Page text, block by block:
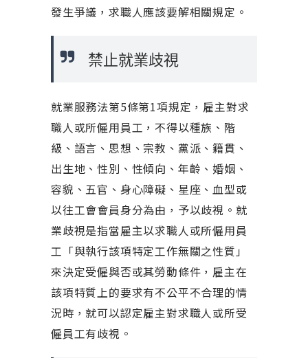
發生爭議，求職人應該要解相關規定。
禁止就業歧視
就業服務法第5條第1項規定，雇主對求
職人或所僱用員工，不得以種族、階
級、語言、思想、宗教、黨派、籍貫、
出生地、性別、性傾向、年齡、婚姻、
容貌、五官、身心障礙、星座、血型或
以往工會會員身分為由，予以歧視。就
業歧視是指當雇主以求職人或所僱用員
工「與執行該項特定工作無關之性質」
來決定受僱與否或其勞動條件，雇主在
該項特質上的要求有不公平不合理的情
況時，就可以認定雇主對求職人或所受
僱員工有歧視。